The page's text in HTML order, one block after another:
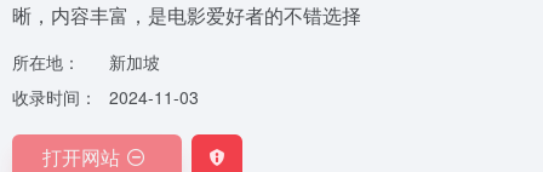
晰，内容丰富，是电影爱好者的不错选择
所在地：
新加坡
收录时间：
2024-11-03
打开网站